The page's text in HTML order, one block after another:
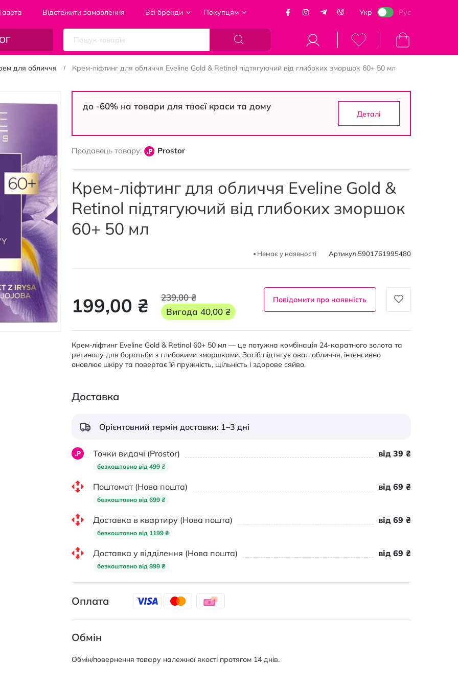
Газета Відстежити замовлення Всі бренди Покупцям Укр Рус
Кошик
для обличчя Крем-ліфтинг для обличчя Eveline Gold & Retinol підтягуючий від глибоких зморшок 60+ 50 мл
до -60% на товари для твоєї краси та дому
Деталі
Продавець товару: Prostor
Крем-ліфтинг для обличчя Eveline Gold &
Retinol підтягуючий від глибоких зморшок
60+ 50 мл
Немає у наявності Артикул 5901761995480
199,00 ₴
239,00 ₴
Вигода 40,00 ₴
Повідомити про наявність
Крем-ліфтинг Eveline Gold & Retinol 60+ 50 мл — це потужна комбінація 24-каратного золота та
ретинолу для боротьби з глибокими зморшками. Засіб підтягує овал обличчя, інтенсивно
оновлює шкіру та повертає їй пружність, щільність і здорове сяйво.
Доставка
Орієнтовний термін доставки: 1–3 дні
Точки видачі (Prostor)
безкоштовно від 499 ₴
від 39 ₴
Поштомат (Нова пошта)
безкоштовно від 699 ₴
від 69 ₴
Доставка в квартиру (Нова пошта)
безкоштовно від 1199 ₴
від 69 ₴
Доставка у відділення (Нова пошта)
безкоштовно від 899 ₴
від 69 ₴
Оплата
Обмін
Обмін/повернення товару належної якості протягом 14 днів.